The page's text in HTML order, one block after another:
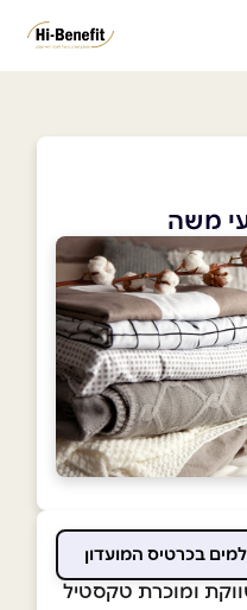
משה
ומוכרת טקסטיל